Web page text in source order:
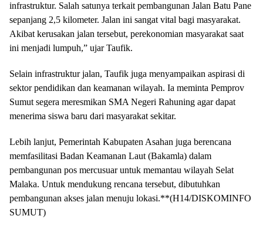
infrastruktur. Salah satunya terkait pembangunan Jalan Batu Pane
sepanjang 2,5 kilometer. Jalan ini sangat vital bagi masyarakat.
Akibat kerusakan jalan tersebut, perekonomian masyarakat saat
ini menjadi lumpuh,” ujar Taufik.
Selain infrastruktur jalan, Taufik juga menyampaikan aspirasi di
sektor pendidikan dan keamanan wilayah. Ia meminta Pemprov
Sumut segera meresmikan SMA Negeri Rahuning agar dapat
menerima siswa baru dari masyarakat sekitar.
Lebih lanjut, Pemerintah Kabupaten Asahan juga berencana
memfasilitasi Badan Keamanan Laut (Bakamla) dalam
pembangunan pos mercusuar untuk memantau wilayah Selat
Malaka. Untuk mendukung rencana tersebut, dibutuhkan
pembangunan akses jalan menuju lokasi.**(H14/DISKOMINFO
SUMUT)